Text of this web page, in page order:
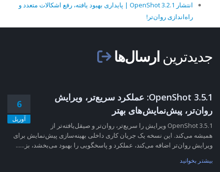
انتشار OpenShot 3.2.1 | پایداری بهبود یافته، رفع اشکالات متعدد و
راه‌اندازی روان‌تر!
جدیدترین ارسال‌ها
6
آوریل
OpenShot 3.5.1: عملکرد سریع‌تر، ویرایش
روان‌تر، پیش‌نمایش‌های بهتر
OpenShot 3.5.1 ویرایش را سریع‌تر، روان‌تر و صیقل‌یافته‌تر از
همیشه می‌کند. این نسخه یک جریان کاری داخلی بهینه‌سازی پیش‌نمایش برای
ویرایش روان‌تر اضافه می‌کند، عملکرد و پاسخگویی را بهبود می‌بخشد، بز......
بیشتر بخوانید